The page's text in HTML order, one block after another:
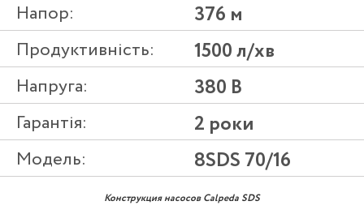
Напор: 376 м
Продуктивність: 1500 л/хв
Напруга: 380 В
Гарантія: 2 роки
Модель: 8SDS 70/16
Конструкция насосов Calpeda SDS